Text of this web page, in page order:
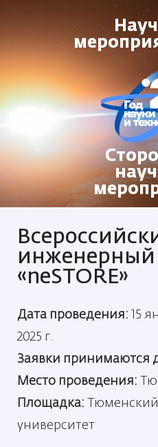
инженерный
«neSTORE»
Дата проведения: 15
2025 г.
Заявки принимаются
Место проведения:
Площадка:
университет